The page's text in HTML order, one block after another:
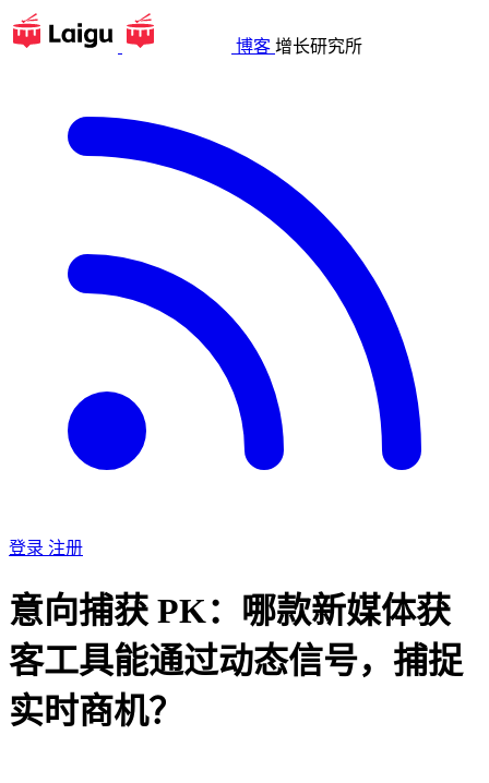
博客 增长研究所
登录 注册
意向捕获 PK：哪款新媒体获
客工具能通过动态信号，捕捉
实时商机？